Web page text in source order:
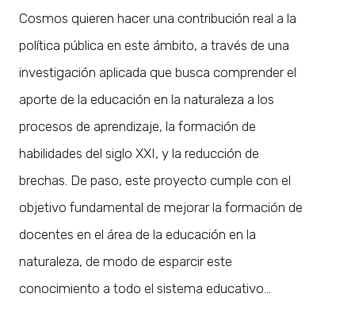
Cosmos quieren hacer una contribución real a la
política pública en este ámbito, a través de una
investigación aplicada que busca comprender el
aporte de la educación en la naturaleza a los
procesos de aprendizaje, la formación de
habilidades del siglo XXI, y la reducción de
brechas. De paso, este proyecto cumple con el
objetivo fundamental de mejorar la formación de
docentes en el área de la educación en la
naturaleza, de modo de esparcir este
conocimiento a todo el sistema educativo…